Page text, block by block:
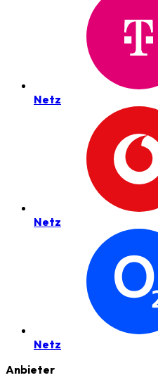
Netz
Netz
Netz
Anbieter